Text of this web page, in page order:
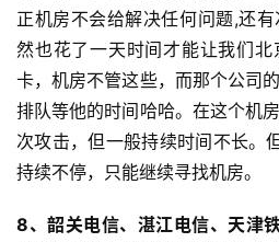
正机房不会给解决任何问题,还
然也花了一天时间才能让我们
卡，机房不管这些，而那个公司
排队等他的时间哈哈。在这个机
次攻击，但一般持续时间不长。
持续不停，只能继续寻找机房。
8、韶关电信、湛江电信、天津